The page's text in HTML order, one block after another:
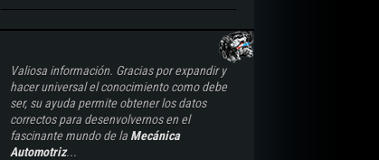
Valiosa información. Gracias por expandir y
hacer universal el conocimiento como debe
ser, su ayuda permite obtener los datos
correctos para desenvolvernos en el
fascinante mundo de la Mecánica
Automotriz...